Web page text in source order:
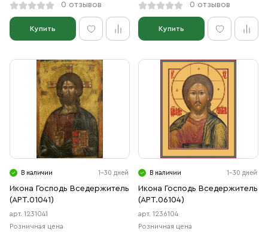
0 отзывов
Купить
0 отзывов
Купить
В наличии 1-30 дней
Икона Господь Вседержитель
(АРТ.01041)
арт. 1231041
Розничная цена
В наличии 1-30 дней
Икона Господь Вседержитель
(АРТ.06104)
арт. 1236104
Розничная цена